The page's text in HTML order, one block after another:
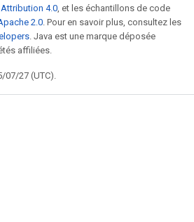
4.0, et les échantillons de code
2.0. Pour en savoir plus, consultez les
. Java est une marque déposée
affiliées.
07/27 (UTC).